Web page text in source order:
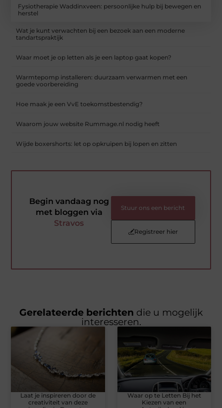
Fysiotherapie Waddinxveen: persoonlijke hulp bij bewegen en
herstel
Wat je kunt verwachten bij een bezoek aan een moderne
tandartspraktijk
Waar moet je op letten als je een laptop gaat kopen?
Warmtepomp installeren: duurzaam verwarmen met een
goede voorbereiding
Hoe maak je een VvE toekomstbestendig?
Waarom jouw website Rummage.nl nodig heeft
Wijde boxershorts: let op opkruipen bij lopen en zitten
Begin vandaag nog
met bloggen via
Stravos
Stuur ons een bericht
Registreer hier
Gerelateerde berichten die u mogelijk
interesseren.
Laat je inspireren door de
creativiteit van deze
Waar op te Letten Bij het
Kiezen van een